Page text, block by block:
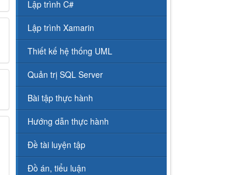
Lập trình C#
Lập trình Xamarin
Thiết kế hệ thống UML
Quản trị SQL Server
Bài tập thực hành
Hướng dẫn thực hành
Đề tài luyện tập
Đồ án, tiểu luận